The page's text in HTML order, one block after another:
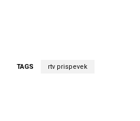
TAGS rtv prispevek